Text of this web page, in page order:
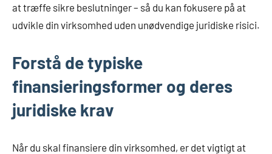
at træffe sikre beslutninger – så du kan fokusere på at
udvikle din virksomhed uden unødvendige juridiske risici.
Forstå de typiske
finansieringsformer og deres
juridiske krav
Når du skal finansiere din virksomhed, er det vigtigt at